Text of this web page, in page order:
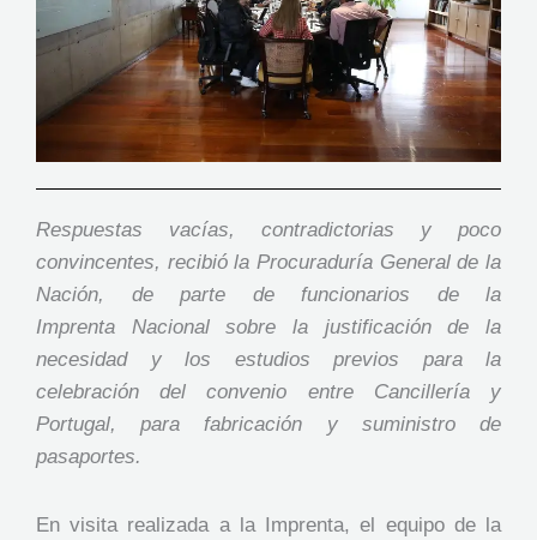
Respuestas vacías, contradictorias y poco
convincentes, recibió la Procuraduría General de la
Nación, de parte de funcionarios de la
Imprenta Nacional sobre la justificación de la
necesidad y los estudios previos para la
celebración del convenio entre Cancillería y
Portugal, para fabricación y suministro de
pasaportes.
En visita realizada a la Imprenta, el equipo de la